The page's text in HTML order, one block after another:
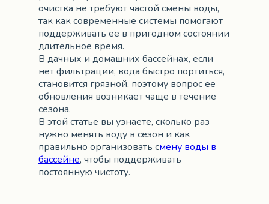
очистка не требуют частой смены воды,
так как современные системы помогают
поддерживать ее в пригодном состоянии
длительное время.
В дачных и домашних бассейнах, если
нет фильтрации, вода быстро портиться,
становится грязной, поэтому вопрос ее
обновления возникает чаще в течение
сезона.
В этой статье вы узнаете, сколько раз
нужно менять воду в сезон и как
правильно организовать смену воды в
бассейне, чтобы поддерживать
постоянную чистоту.